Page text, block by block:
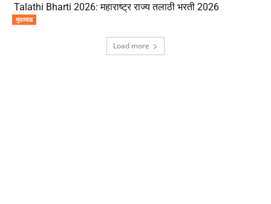
Talathi Bharti 2026: महाराष्ट्र राज्य तलाठी भरती 2026
मुदतवाढ
Load more